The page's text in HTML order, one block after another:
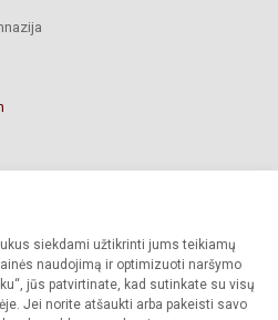
siekdami užtikrinti jums teikiamų
naudojimą ir optimizuoti naršymo
jūs patvirtinate, kad sutinkate su visų
Jei norite atšaukti arba pakeisti savo
progimnazija. Visos teisės saugomos.
sutikimo griežtai draudžiama.
Slapukų valdymas